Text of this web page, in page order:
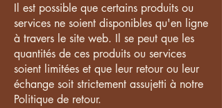
Il est possible que certains produits ou
services ne soient disponibles qu'en ligne
à travers le site web. Il se peut que les
quantités de ces produits ou services
soient limitées et que leur retour ou leur
échange soit strictement assujetti à notre
Politique de retour.